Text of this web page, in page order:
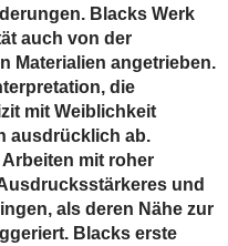
Blacks Werk
auch von der
Materialien angetrieben.
die
mit Weiblichkeit
ausdrücklich ab.
mit roher
und
als deren Nähe zur
Blacks erste